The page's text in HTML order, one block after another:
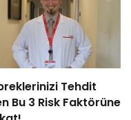
Tehdit
Bu 3 Risk Faktörüne